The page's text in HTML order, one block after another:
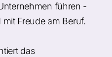
führen -
Freude am Beruf.
das